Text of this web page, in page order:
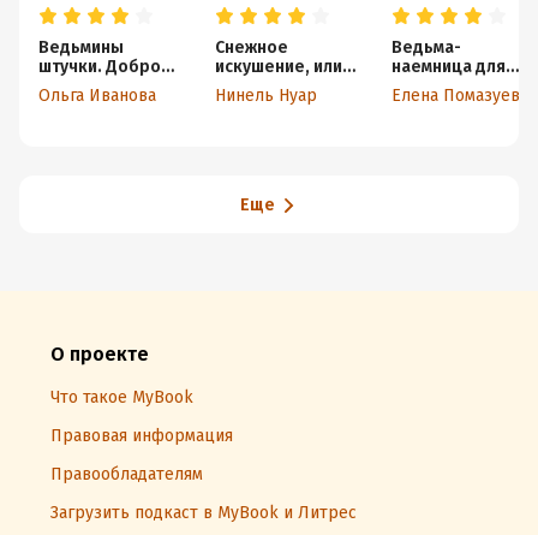
Ведьмины
штучки. Добро
пожаловать в
другой мир
Ольга Иванова
Снежное
искушение, или
Зимний бал в
замке
Нинель Нуар
Ведьма-
наемница для
эльфа. Часть 1
Елена Помазуева
Еще
О проекте
Что такое MyBook
Правовая информация
Правообладателям
Загрузить подкаст в MyBook и Литрес